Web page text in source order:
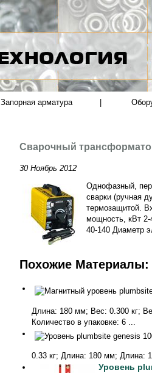
Запорная арматура
Сварочный
30 Ноябрь 2012
Однофазный,
сварки (ручная
термозащитой.
мощность, кВт 2-
40-140 Диаметр
Похожие Материалы:
Длина: 180 мм; Вес: 0.300 кг;
Количество в упаковке: 6 ...
0.33 кг; Длина: 180 мм; Длина:
Уровень